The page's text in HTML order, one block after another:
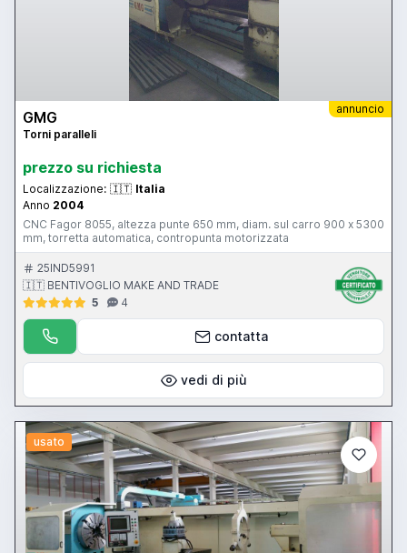
annuncio
GMG
Torni paralleli
prezzo su richiesta
Localizzazione: 🇮🇹 Italia
Anno 2004
CNC Fagor 8055, altezza punte 650 mm, diam. sul carro 900 x 5300
mm, torretta automatica, contropunta motorizzata
25IND5991
🇮🇹 BENTIVOGLIO MAKE AND TRADE
5
4
contatta
vedi di più
usato